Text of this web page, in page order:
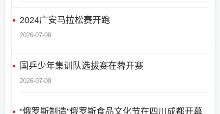
2024广安马拉松赛开跑
2026-07-09
国乒少年集训队选拔赛在蓉开赛
2026-07-09
“俄罗斯制造”俄罗斯食品文化节在四川成都开幕